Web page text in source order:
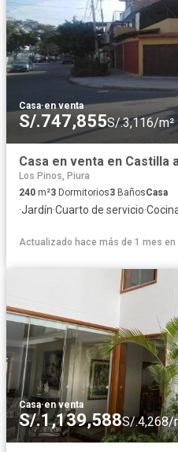
Casa·en venta
S/.747,855S/.3,116/m²
Casa en venta en Castilla
Los Pinos, Piura
240 m²3 Dormitorios3 BañosCasa
·Jardín·Cuarto de servicio·
Actualizado hace más de 1 mes en
Casa·en venta
S/.1,139,588S/.4,268/